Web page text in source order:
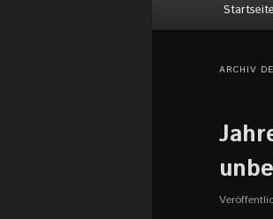
Startseite
ARCHIV